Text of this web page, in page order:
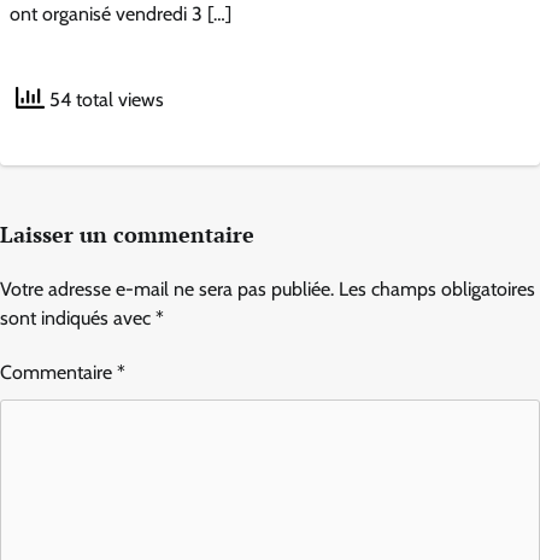
ont organisé vendredi 3 […]
54 total views
Laisser un commentaire
Votre adresse e-mail ne sera pas publiée. Les champs obligatoires
sont indiqués avec *
Commentaire *